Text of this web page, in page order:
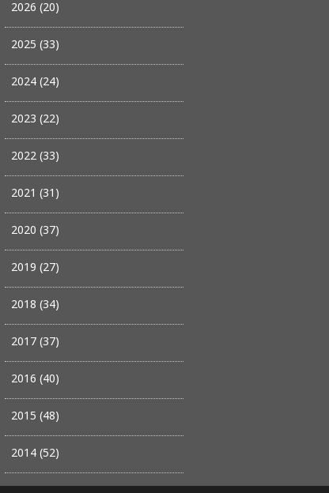
2026 (20)
2025 (33)
2024 (24)
2023 (22)
2022 (33)
2021 (31)
2020 (37)
2019 (27)
2018 (34)
2017 (37)
2016 (40)
2015 (48)
2014 (52)